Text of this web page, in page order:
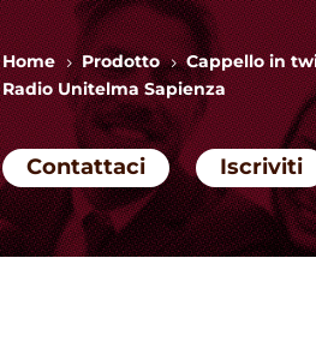
Home 5 Prodotto 5 Cappello in
Radio Unitelma Sapienza
Contattaci Iscriviti